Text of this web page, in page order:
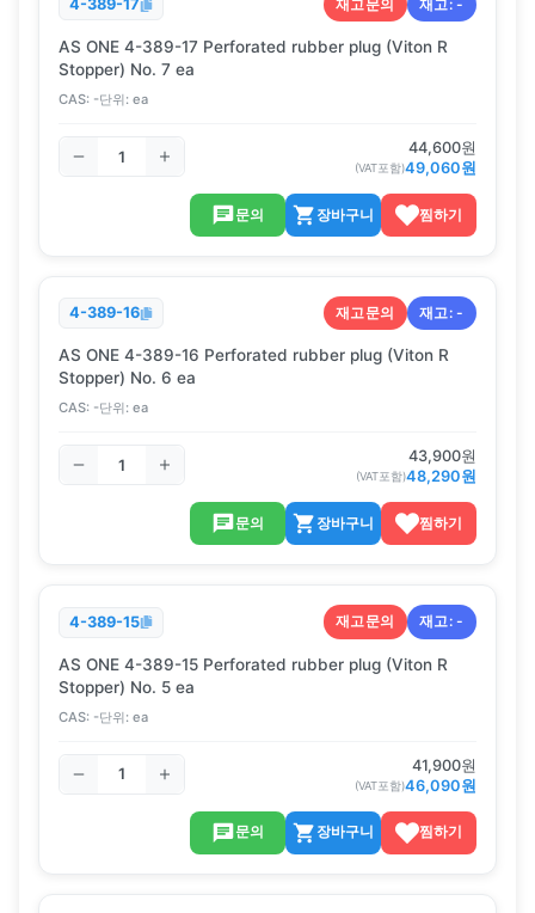
4-389-17 재고문의 재고:-
AS ONE 4-389-17 Perforated rubber plug (Viton R
Stopper) No. 7 ea
CAS: -단위: ea
44,600원
(VAT포함)49,060원
문의 장바구니 찜하기
4-389-16 재고문의 재고:-
AS ONE 4-389-16 Perforated rubber plug (Viton R
Stopper) No. 6 ea
CAS: -단위: ea
43,900원
(VAT포함)48,290원
문의 장바구니 찜하기
4-389-15 재고문의 재고:-
AS ONE 4-389-15 Perforated rubber plug (Viton R
Stopper) No. 5 ea
CAS: -단위: ea
41,900원
(VAT포함)46,090원
문의 장바구니 찜하기